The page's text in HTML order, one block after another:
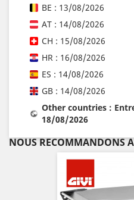
BE : 13/08/2026
AT : 14/08/2026
CH : 15/08/2026
HR : 16/08/2026
ES : 14/08/2026
GB : 14/08/2026
Other countries :
18/08/2026
NOUS RECOMMANDONS